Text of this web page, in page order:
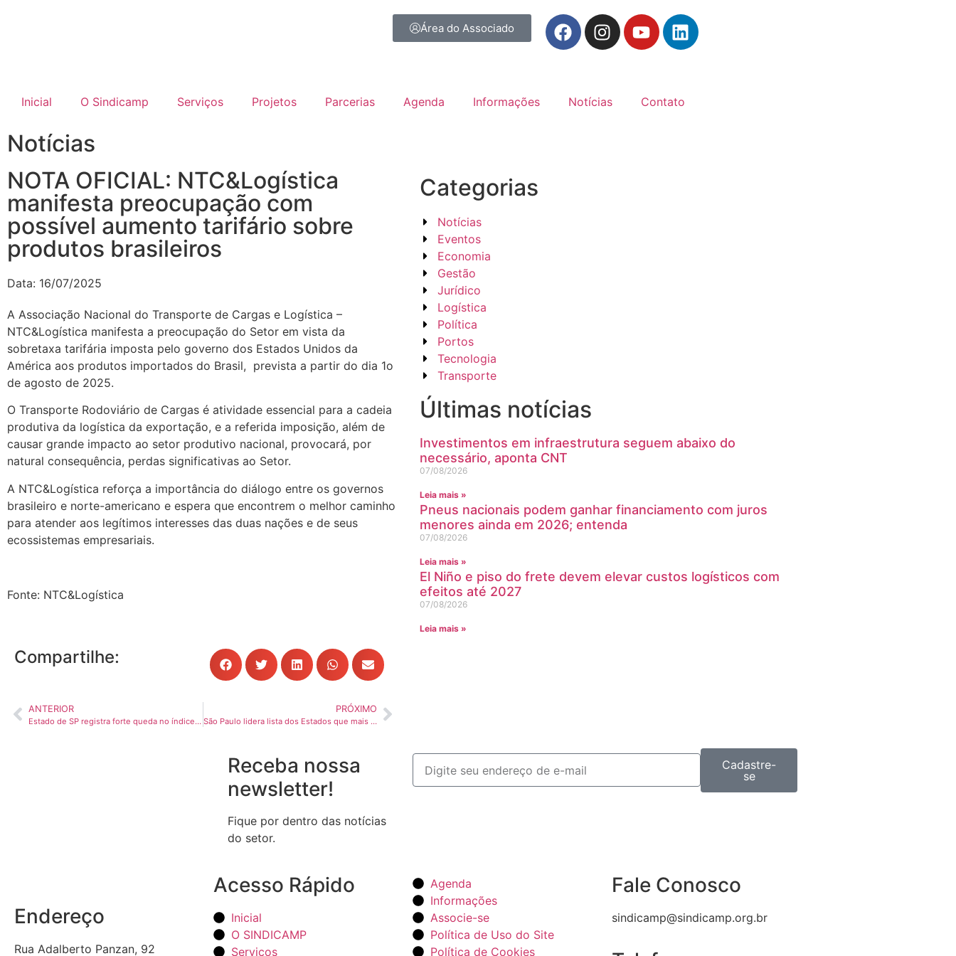
Área do Associado
Inicial O Sindicamp Serviços Projetos Parcerias Agenda Informações Notícias Contato
Notícias
NOTA OFICIAL: NTC&Logística
manifesta preocupação com
possível aumento tarifário sobre
produtos brasileiros
Data: 16/07/2025
A Associação Nacional do Transporte de Cargas e Logística –
NTC&Logística manifesta a preocupação do Setor em vista da
sobretaxa tarifária imposta pelo governo dos Estados Unidos da
América aos produtos importados do Brasil, prevista a partir do dia 1o
de agosto de 2025.
O Transporte Rodoviário de Cargas é atividade essencial para a cadeia
produtiva da logística da exportação, e a referida imposição, além de
causar grande impacto ao setor produtivo nacional, provocará, por
natural consequência, perdas significativas ao Setor.
A NTC&Logística reforça a importância do diálogo entre os governos
brasileiro e norte-americano e espera que encontrem o melhor caminho
para atender aos legítimos interesses das duas nações e de seus
ecossistemas empresariais.
Fonte: NTC&Logística
Compartilhe:
ANTERIOR
Estado de SP registra forte queda no índice de roubo e furto de veículos
PRÓXIMO
São Paulo lidera lista dos Estados que mais perdem com tarifa de 50% de Trump
Categorias
Notícias
Eventos
Economia
Gestão
Jurídico
Logística
Política
Portos
Tecnologia
Transporte
Últimas notícias
Investimentos em infraestrutura seguem abaixo do
necessário, aponta CNT
07/08/2026
Leia mais »
Pneus nacionais podem ganhar financiamento com juros
menores ainda em 2026; entenda
07/08/2026
Leia mais »
El Niño e piso do frete devem elevar custos logísticos com
efeitos até 2027
07/08/2026
Leia mais »
Receba nossa
newsletter!
Fique por dentro das notícias
do setor.
Cadastre-
se
Endereço
Rua Adalberto Panzan, 92
Acesso Rápido
Inicial
O SINDICAMP
Serviços
Agenda
Informações
Associe-se
Política de Uso do Site
Política de Cookies
Fale Conosco
sindicamp@sindicamp.org.br